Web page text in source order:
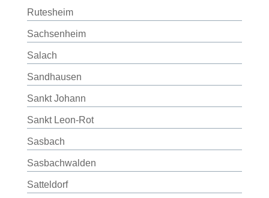
Rutesheim
Sachsenheim
Salach
Sandhausen
Sankt Johann
Sankt Leon-Rot
Sasbach
Sasbachwalden
Satteldorf